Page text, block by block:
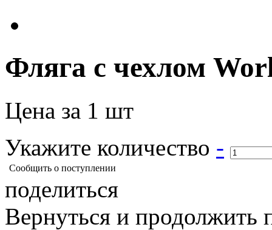
Фляга с чехлом
Цена за 1 шт
Укажите количество -
Сообщить о поступлении
поделиться
Вернуться и продолжить